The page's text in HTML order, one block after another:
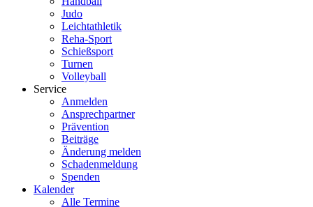
Judo
Leichtathletik
Reha-Sport
Schießsport
Turnen
Volleyball
Service
Anmelden
Ansprechpartner
Prävention
Beiträge
Änderung melden
Schadenmeldung
Spenden
Kalender
Alle Termine